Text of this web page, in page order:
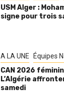
USM Alger :
signe pour trois
A LA UNE Équipes
CAN 2026
L’Algérie
samedi